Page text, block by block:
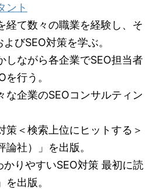
ント
経て数々の職業を経験し、そ
びSEO対策を学ぶ。
しながら各企業でSEO担当者
を行う。
な企業のSEOコンサルティン
＜検索上位にヒットする＞
社）」を出版。
りやすいSEO対策 最初に読
出版。